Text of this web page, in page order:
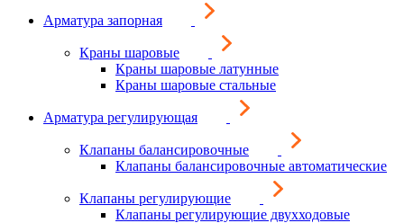
Арматура запорная
Краны шаровые
Краны шаровые латунные
Краны шаровые стальные
Арматура регулирующая
Клапаны балансировочные
Клапаны балансировочные автоматические
Клапаны регулирующие
Клапаны регулирующие двухходовые